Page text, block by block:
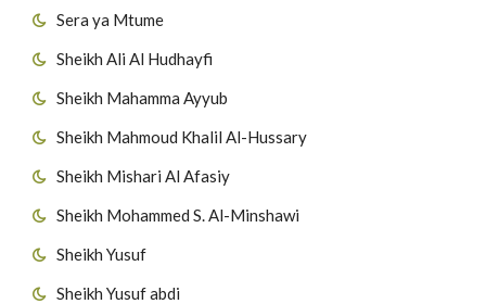
Sera ya Mtume
Sheikh Ali Al Hudhayfi
Sheikh Mahamma Ayyub
Sheikh Mahmoud Khalil Al-Hussary
Sheikh Mishari Al Afasiy
Sheikh Mohammed S. Al-Minshawi
Sheikh Yusuf
Sheikh Yusuf abdi